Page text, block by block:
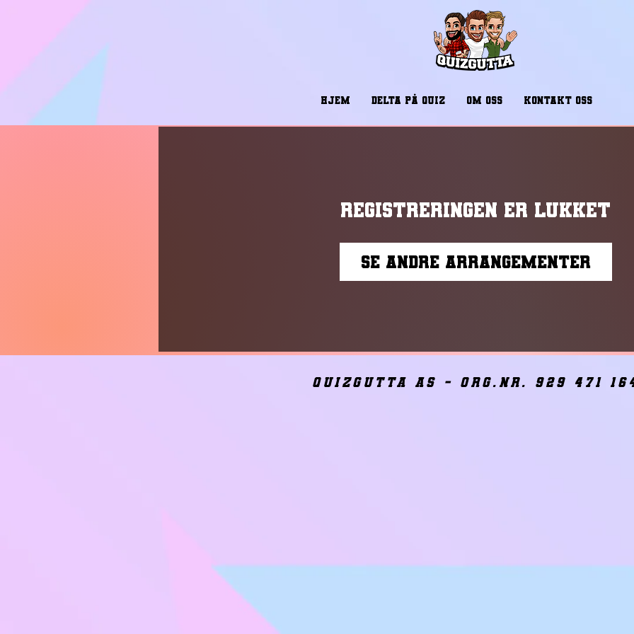
HJEM DELTA PÅ QUIZ OM OSS KONTAKT OSS
Registreringen er lukket
Se andre arrangementer
quizgutta as - org.nr. 929 471